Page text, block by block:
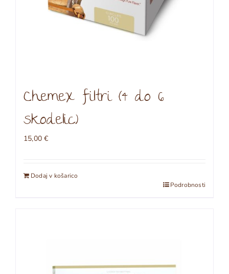
Chemex filtri (4 do 6
skodelic)
15,00€
Dodaj v košarico
Podrobnosti